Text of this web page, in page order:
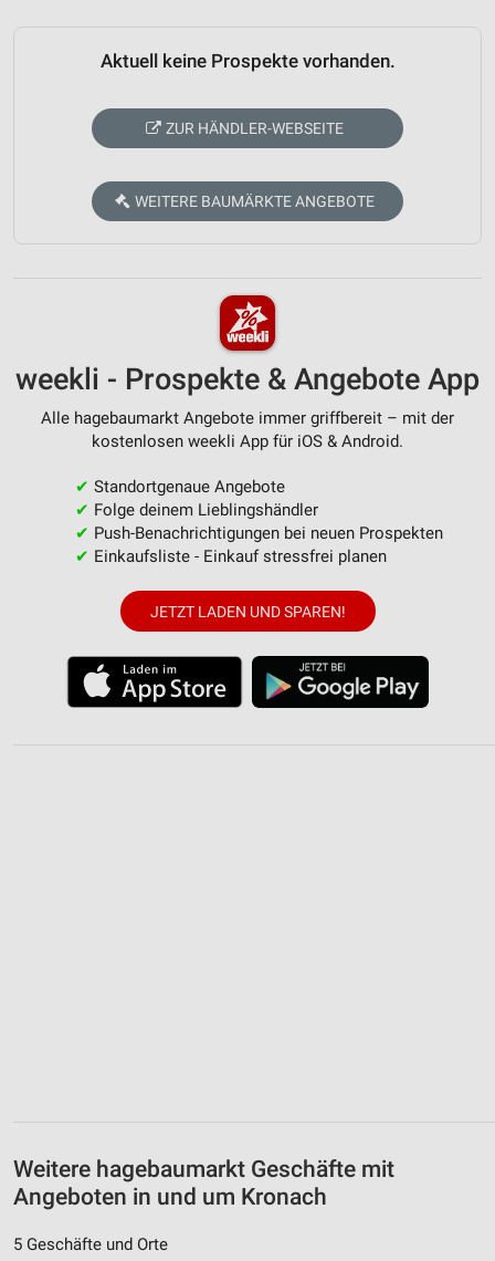
Aktuell keine Prospekte vorhanden.
ZUR HÄNDLER-WEBSEITE
WEITERE BAUMÄRKTE ANGEBOTE
weekli - Prospekte & Angebote App
Alle hagebaumarkt Angebote immer griffbereit – mit der
kostenlosen weekli App für iOS & Android.
✔ Standortgenaue Angebote
✔ Folge deinem Lieblingshändler
✔ Push-Benachrichtigungen bei neuen Prospekten
✔ Einkaufsliste - Einkauf stressfrei planen
JETZT LADEN UND SPAREN!
Weitere hagebaumarkt Geschäfte mit
Angeboten in und um Kronach
5 Geschäfte und Orte